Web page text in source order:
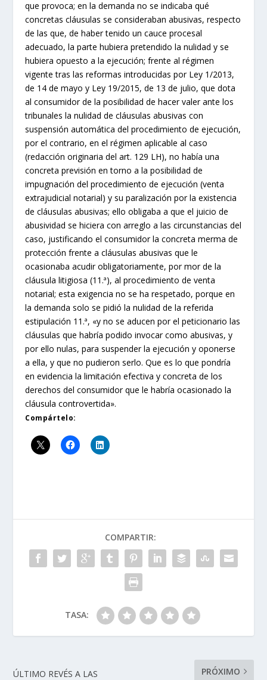
que provoca; en la demanda no se indicaba qué
concretas cláusulas se consideraban abusivas, respecto
de las que, de haber tenido un cauce procesal
adecuado, la parte hubiera pretendido la nulidad y se
hubiera opuesto a la ejecución; frente al régimen
vigente tras las reformas introducidas por Ley 1/2013,
de 14 de mayo y Ley 19/2015, de 13 de julio, que dota
al consumidor de la posibilidad de hacer valer ante los
tribunales la nulidad de cláusulas abusivas con
suspensión automática del procedimiento de ejecución,
por el contrario, en el régimen aplicable al caso
(redacción originaria del art. 129 LH), no había una
concreta previsión en torno a la posibilidad de
impugnación del procedimiento de ejecución (venta
extrajudicial notarial) y su paralización por la existencia
de cláusulas abusivas; ello obligaba a que el juicio de
abusividad se hiciera con arreglo a las circunstancias del
caso, justificando el consumidor la concreta merma de
protección frente a cláusulas abusivas que le
ocasionaba acudir obligatoriamente, por mor de la
cláusula litigiosa (11.ª), al procedimiento de venta
notarial; esta exigencia no se ha respetado, porque en
la demanda solo se pidió la nulidad de la referida
estipulación 11.ª, «y no se aducen por el peticionario las
cláusulas que habría podido invocar como abusivas, y
por ello nulas, para suspender la ejecución y oponerse
a ella, y que no pudieron serlo. Que es lo que pondría
en evidencia la limitación efectiva y concreta de los
derechos del consumidor que le habría ocasionado la
cláusula controvertida».
Compártelo:
COMPARTIR:
TASA:
ÚLTIMO REVÉS A LAS
PRÓXIMO